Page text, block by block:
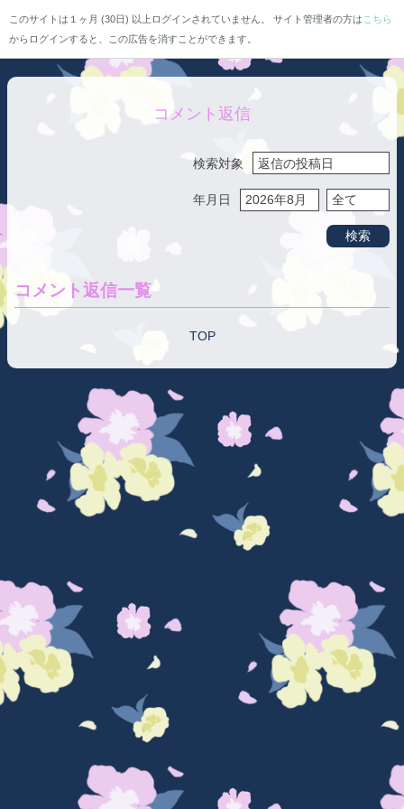
このサイトは１ヶ月 (30日) 以上ログインされていません。 サイト管理者の方は こちら
からログインすると、この広告を消すことができます。
コメント返信
検索対象
年月日
検索
コメント返信一覧
TOP